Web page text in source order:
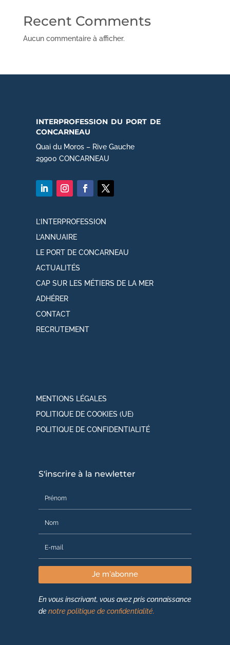
Recent Comments
Aucun commentaire à afficher.
interprofession du port de
concarneau
Quai du Moros – Rive Gauche
29900 CONCARNEAU
L’INTERPROFESSION
L’ANNUAIRE
LE PORT DE CONCARNEAU
ACTUALITÉS
CAP SUR LES MÉTIERS DE LA MER
ADHÉRER
CONTACT
RECRUTEMENT
MENTIONS LÉGALES
POLITIQUE DE COOKIES (UE)
POLITIQUE DE CONFIDENTIALITÉ
S'inscrire à la newletter
Je m'abonne
En vous inscrivant, vous avez pris connaissance
denotre politique de confidentialité.